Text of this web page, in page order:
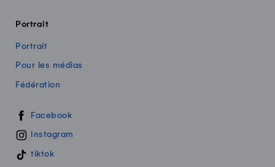
Portrait
Portrait
Pour les médias
Fédération
Swissmilk sur les réseaux sociaux
Facebook
Instagram
tiktok